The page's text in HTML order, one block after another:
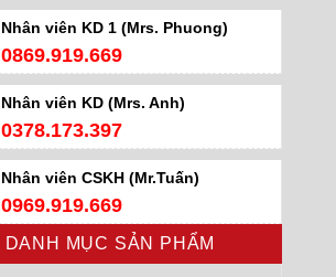
Nhân viên KD 1 (Mrs. Phuong)
0869.919.669
Nhân viên KD (Mrs. Anh)
0378.173.397
Nhân viên CSKH (Mr.Tuấn)
0969.919.669
DANH MỤC SẢN PHẨM